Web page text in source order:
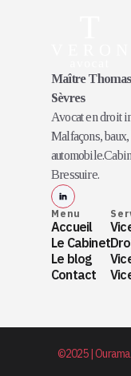
Maître
Sèvres
Avocat en droit
Malfaçons,
Bressuire.
Menu
Accueil
Le Cabinet
Le blog
Contact
©2025 |